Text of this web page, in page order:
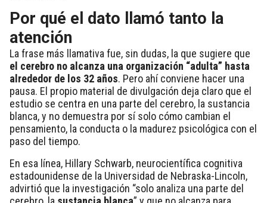
Por qué el dato llamó tanto la
atención
La frase más llamativa fue, sin dudas, la que sugiere que
el cerebro no alcanza una organización “adulta” hasta
alrededor de los 32 años. Pero ahí conviene hacer una
pausa. El propio material de divulgación deja claro que el
estudio se centra en una parte del cerebro, la sustancia
blanca, y no demuestra por sí solo cómo cambian el
pensamiento, la conducta o la madurez psicológica con el
paso del tiempo.
En esa línea, Hillary Schwarb, neurocientífica cognitiva
estadounidense de la Universidad de Nebraska-Lincoln,
advirtió que la investigación “solo analiza una parte del